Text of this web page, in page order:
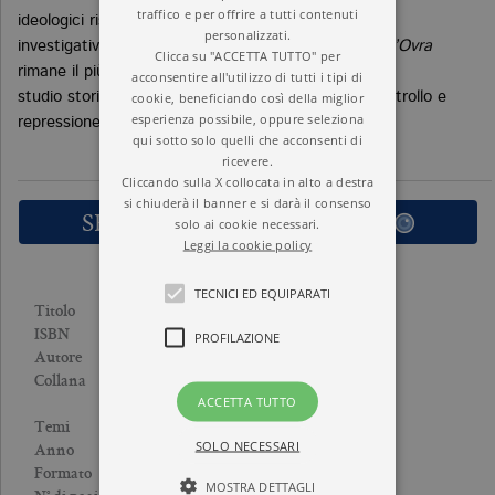
ideologici risultano stravolti dall’impatto col sistema
investigativo repressivo. Ancora oggi
I tentacoli dell’Ovra
rimane il più importante e completo
studio storiografico sulla macchina poliziesca di controllo e
repressione nell’Italia fascista.
SFOGLIA LE PRIME PAGINE
Titolo
ISBN 9788833934532
Autore
Collana
UNIVERSALE BOLLATI
BORINGHIERI
Temi STORIA
Anno 2020
Formato
traffico e per offrire a tutti contenuti
personalizzati.
Clicca su "ACCETTA TUTTO" per
acconsentire all'utilizzo di tutti i tipi di
cookie, beneficiando così della miglior
esperienza possibile, oppure seleziona
qui sotto solo quelli che acconsenti di
ricevere.
Cliccando sulla X collocata in alto a destra
si chiuderà il banner e si darà il consenso
solo ai cookie necessari.
Leggi la cookie policy
TECNICI ED EQUIPARATI
PROFILAZIONE
ACCETTA TUTTO
SOLO NECESSARI
MOSTRA DETTAGLI